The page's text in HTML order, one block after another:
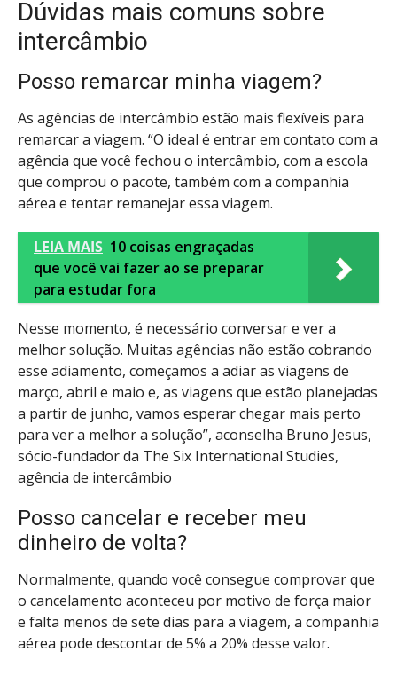
Dúvidas mais comuns sobre
intercâmbio
Posso remarcar minha viagem?
As agências de intercâmbio estão mais flexíveis para
remarcar a viagem. “O ideal é entrar em contato com a
agência que você fechou o intercâmbio, com a escola
que comprou o pacote, também com a companhia
aérea e tentar remanejar essa viagem.
LEIA MAIS 10 coisas engraçadas
que você vai fazer ao se preparar
para estudar fora
Nesse momento, é necessário conversar e ver a
melhor solução. Muitas agências não estão cobrando
esse adiamento, começamos a adiar as viagens de
março, abril e maio e, as viagens que estão planejadas
a partir de junho, vamos esperar chegar mais perto
para ver a melhor a solução”, aconselha Bruno Jesus,
sócio-fundador da The Six International Studies,
agência de intercâmbio
Posso cancelar e receber meu
dinheiro de volta?
Normalmente, quando você consegue comprovar que
o cancelamento aconteceu por motivo de força maior
e falta menos de sete dias para a viagem, a companhia
aérea pode descontar de 5% a 20% desse valor.